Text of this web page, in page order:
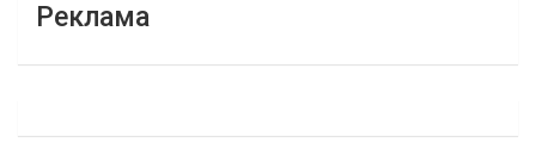
Реклама